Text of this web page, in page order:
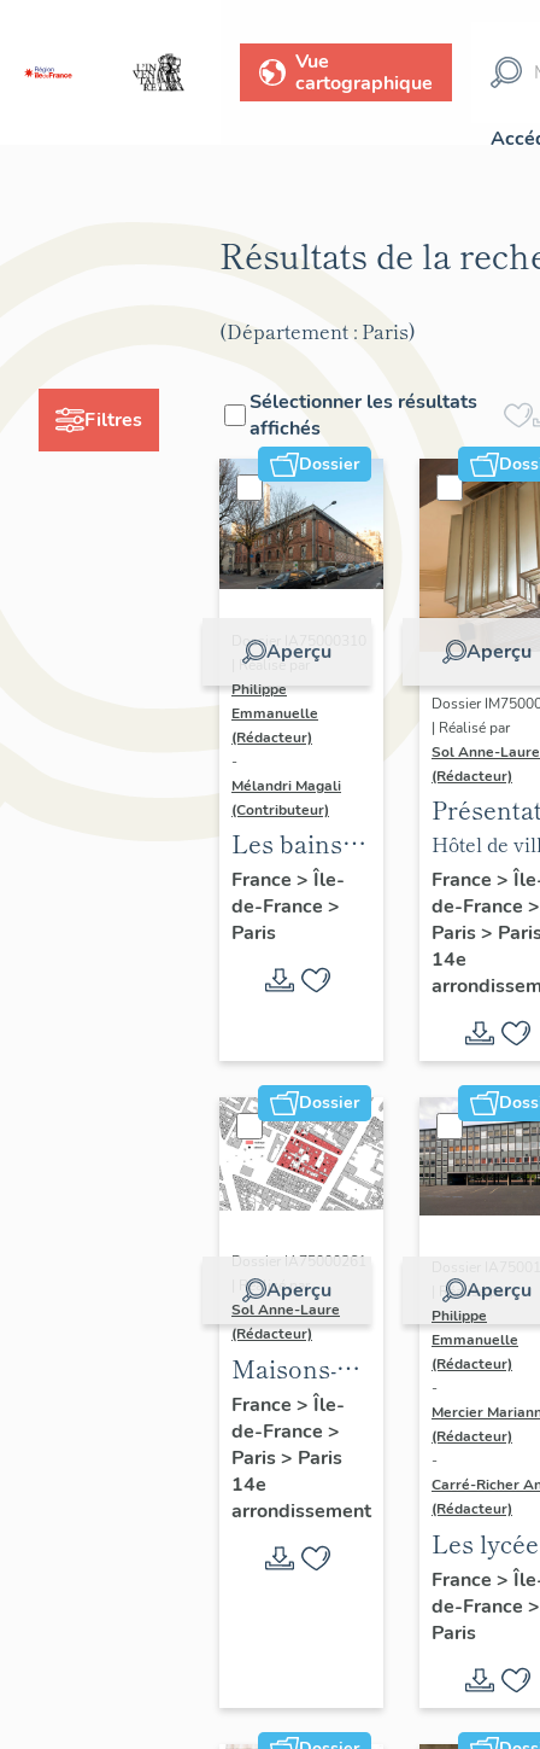
Vue
cartographique
Filtres
Résultats de la
(Département : Paris)
Sélectionner les résultats
affichés
Dossier
Aperçu
Dossier IA75000310
| Réalisé par
Philippe
Emmanuelle
(Rédacteur)
-
Mélandri Magali
(Contributeur)
Les bains
douches
municipaux
de la ville
de Paris
France > Île-
de-France >
Paris
Aperçu
Dossier
| Réalisé par
Sol Anne-Laure
(Rédacteur)
du
de la
annexe
Hôtel de
annexe
France >
de-France >
Paris>
14e
Dossier
Aperçu
Dossier IA75000261
| Réalisé par
Sol Anne-Laure
(Rédacteur)
Maisons-
immeubles
France > Île-
de-France >
Paris> Paris
14e
arrondissement
Aperçu
| Réalisé par
Philippe
Emmanuelle
(Rédacteur)
-
Mercier
(Rédacteur)
-
Carré-Richer
(Rédacteur)
Les
Jean-
Dondel
Roger
Dhuit
France >
de-France >
Paris